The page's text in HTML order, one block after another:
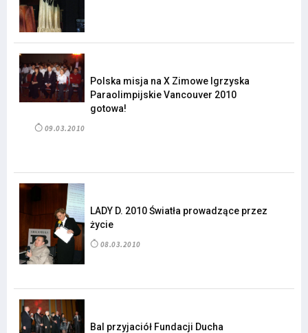
Polska misja na X Zimowe Igrzyska
Paraolimpijskie Vancouver 2010
gotowa!
09.03.2010
LADY D. 2010 Światła prowadzące przez
życie
08.03.2010
Bal przyjaciół Fundacji Ducha